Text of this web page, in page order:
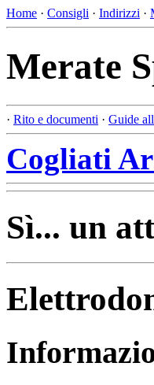
Home · Consigli · Indirizzi ·
Merate
· Rito e documenti · Guide
Cogliati
Sì... un